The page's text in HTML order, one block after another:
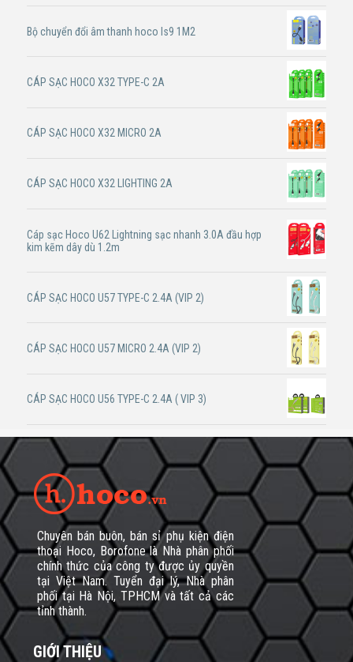
Bộ chuyển đổi âm thanh hoco ls9 1M2
CÁP SẠC HOCO X32 TYPE-C 2A
CÁP SẠC HOCO X32 MICRO 2A
CÁP SẠC HOCO X32 LIGHTING 2A
Cáp sạc Hoco U62 Lightning sạc nhanh 3.0A đầu hợp
kim kẽm dây dù 1.2m
CÁP SẠC HOCO U57 TYPE-C 2.4A (VIP 2)
CÁP SẠC HOCO U57 MICRO 2.4A (VIP 2)
CÁP SẠC HOCO U56 TYPE-C 2.4A ( VIP 3)
Chuyên bán buôn, bán sỉ phụ kiện điện
thoại Hoco, Borofone là Nhà phân phối
chính thức của công ty được ủy quyền
tại Việt Nam. Tuyển đại lý, Nhà phân
phối tại Hà Nội, TPHCM và tất cả các
tỉnh thành.
GIỚI THIỆU